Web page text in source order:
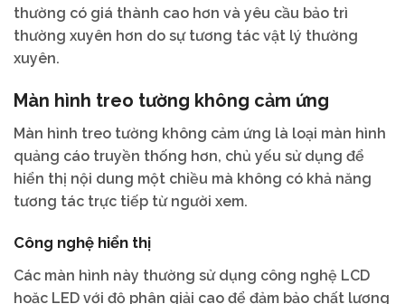
thường có giá thành cao hơn và yêu cầu bảo trì
thường xuyên hơn do sự tương tác vật lý thường
xuyên.
Màn hình treo tường không cảm ứng
Màn hình treo tường không cảm ứng là loại màn hình
quảng cáo truyền thống hơn, chủ yếu sử dụng để
hiển thị nội dung một chiều mà không có khả năng
tương tác trực tiếp từ người xem.
Công nghệ hiển thị
Các màn hình này thường sử dụng công nghệ LCD
hoặc LED với độ phân giải cao để đảm bảo chất lượng